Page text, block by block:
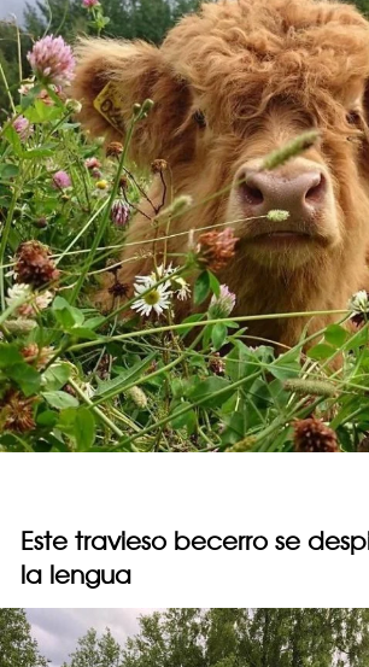
Este travieso becerro se
la lengua